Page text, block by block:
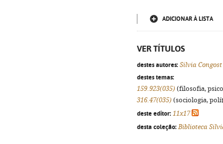
ADICIONAR À LISTA
VER TÍTULOS
destes autores: Silvia Congost
destes temas:
159.923(035) (filosofia,
316.47(035) (sociologia,
deste editor: 11x17
desta coleção: Biblioteca